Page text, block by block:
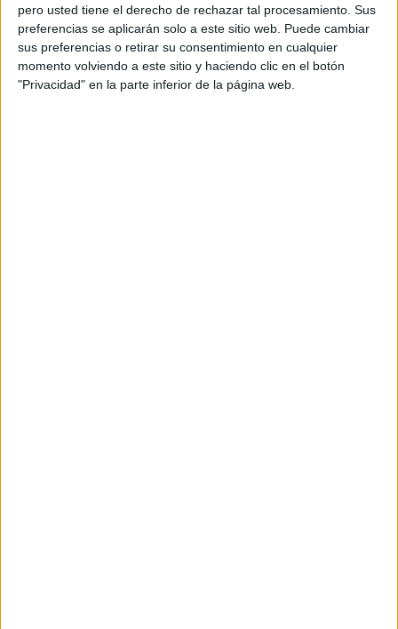
pero usted tiene el derecho de rechazar tal procesamiento. Sus
preferencias se aplicarán solo a este sitio web. Puede cambiar
sus preferencias o retirar su consentimiento en cualquier
momento volviendo a este sitio y haciendo clic en el botón
"Privacidad" en la parte inferior de la página web.
Asimismo, agradeció a los ceutíes su confianza por el
comercio local: “La verdad es que los ceutíes han
demostrado sobradamente durante esta pandemia que
apuestan por el comercio de cercanía y nosotros sin ellos